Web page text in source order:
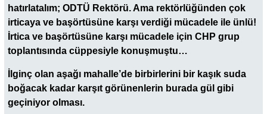
hatırlatalım; ODTÜ Rektörü. Ama rektörlüğünden çok
irticaya ve başörtüsüne karşı verdiği mücadele ile ünlü!
İrtica ve başörtüsüne karşı mücadele için CHP grup
toplantısında cüppesiyle konuşmuştu…
İlginç olan aşağı mahalle’de birbirlerini bir kaşık suda
boğacak kadar karşıt görünenlerin burada gül gibi
geçiniyor olması.